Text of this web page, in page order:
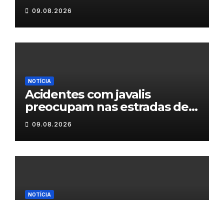
homenagem a um século de
histórias
09.08.2026
NOTÍCIA
Acidentes com javalis
preocupam nas estradas de
Trás-os-Montes
09.08.2026
NOTÍCIA